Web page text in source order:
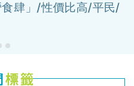
肆」/性價比高/平民/